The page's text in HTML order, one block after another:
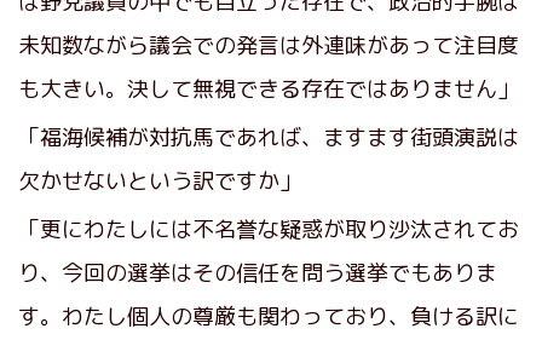
未知数ながら議会での発言は外連味があって注目度
も大きい。決して無視できる存在ではありません」
「福海候補が対抗馬であれば、ますます街頭演説は
欠かせないという訳ですか」
「更にわたしには不名誉な疑惑が取り沙汰されてお
り、今回の選挙はその信任を問う選挙でもありま
す。わたし個人の尊厳も関わっており、負ける訳に